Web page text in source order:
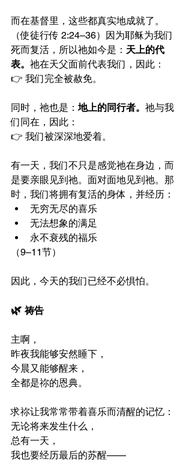
而在基督里，这些都真实地成就了。
（使徒行传 2:24–36）因为耶稣为我们
死而复活，所以祂如今是： 天上的代
表。 祂在天父面前代表我们，因此：
👉 我们完全被赦免。
同时，祂也是： 地上的同行者。 祂与我
们同在，因此：
👉 我们被深深地爱着。
有一天，我们不只是感觉祂在身边，而
是要亲眼见到祂。面对面地见到祂。那
时，我们将拥有复活的身体，并经历：
无穷无尽的喜乐
无法想象的满足
永不衰残的福乐
（9–11节）
因此，今天的我们已经不必惧怕。
🌿 祷告
主啊，
昨夜我能够安然睡下，
今晨又能够醒来，
全都是祢的恩典。
求祢让我常常带着喜乐而清醒的记忆：
无论将来发生什么，
总有一天，
我也要经历最后的苏醒——